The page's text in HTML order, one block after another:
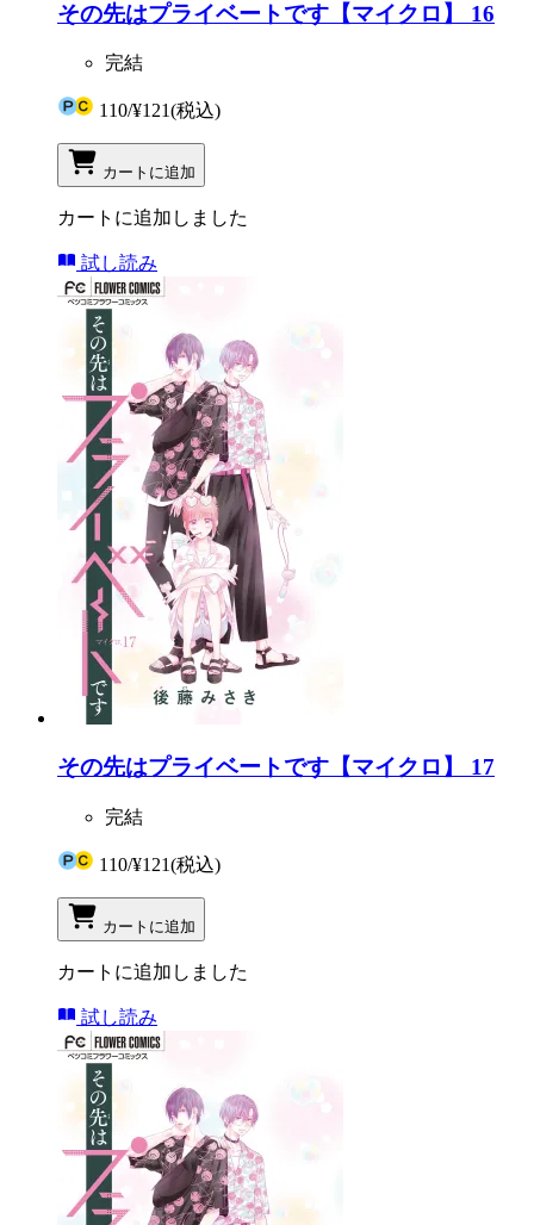
その先はプライベートです【マイクロ】 16
完結
110/¥121(税込)
カートに追加
カートに追加しました
試し読み
その先はプライベートです【マイクロ】 17
完結
110/¥121(税込)
カートに追加
カートに追加しました
試し読み